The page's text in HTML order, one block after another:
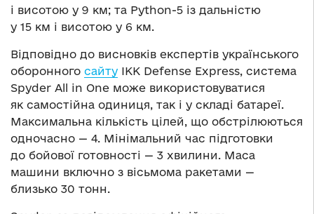
і висотою у 9 км; та Python-5 із дальністю
у 15 км і висотою у 6 км.
Відповідно до висновків експертів українського
оборонного сайту ІКК Defense Express, система
Spyder All in One може використовуватися
як самостійна одиниця, так і у складі батареї.
Максимальна кількість цілей, що обстрілюються
одночасно — 4. Мінімальний час підготовки
до бойової готовності — 3 хвилини. Маса
машини включно з вісьмома ракетами —
близько 30 тонн.